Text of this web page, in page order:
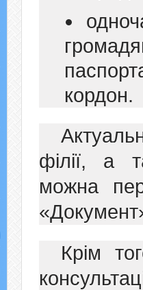
кордон.
філії, а
можна
Крім